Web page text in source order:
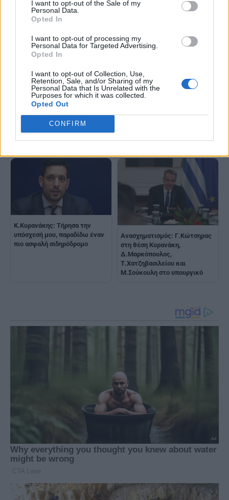
I want to opt-out of the Sale of my
Personal Data.
Opted In
I want to opt-out of processing my
Personal Data for Targeted Advertising.
Opted In
I want to opt-out of Collection, Use,
Retention, Sale, and/or Sharing of my
Personal Data that Is Unrelated with the
Purposes for which it was collected.
Opted Out
CONFIRM
η ανανέωση του στόλου των
λεωφορείων της Ο.ΣΥ.
μας η οδική ασφάλεια και η
Γ.Κώτσηρας: Σταθερή μας
προτεραιότητα ο περαιτέρω
εκσυγχρονισμός του εθνικού
σιδηροδρομικού δικτύου
Γ.Κώτσηρας: Τέσσερις βασικές
K.Κυρανάκης: Τήρησα την
υπόσχεσή μου, παραδίδω έναν
πιο ασφαλή σιδηρόδρομο
Ανασχηματισμός: Γ.Κώτσηρας
στη θέση Κυρανάκη,
Δ.Μαρκόπουλος,
Τ.Χατζηβασιλείου και
Μ.Σούκουλη στο υπουργικό